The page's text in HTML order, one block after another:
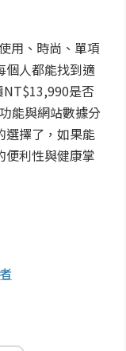
用、時尚、單項
個人都能找到適
NT$13,990是否
能與網站數據分
選擇了，如果能
便利性與健康掌